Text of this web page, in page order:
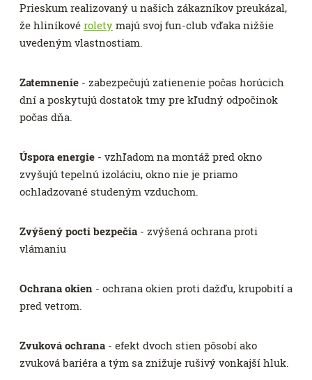
Prieskum realizovaný u našich zákazníkov preukázal,
že hliníkové rolety majú svoj fun-club vďaka nižšie
uvedeným vlastnostiam.
Zatemnenie - zabezpečujú zatienenie počas horúcich
dní a poskytujú dostatok tmy pre kľudný odpočinok
počas dňa.
Úspora energie - vzhľadom na montáž pred okno
zvyšujú tepelnú izoláciu, okno nie je priamo
ochladzované studeným vzduchom.
Zvýšený pocti bezpečia - zvýšená ochrana proti
vlámaniu
Ochrana okien - ochrana okien proti dažďu, krupobití a
pred vetrom.
Zvuková ochrana - efekt dvoch stien pôsobí ako
zvuková bariéra a tým sa znižuje rušivý vonkajší hluk.